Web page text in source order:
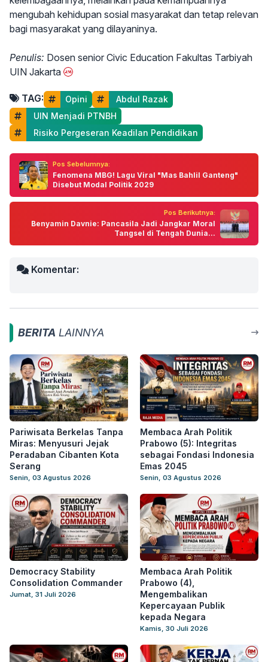
mengubah kehidupan sosial masyarakat dan tetap relevan
bagi masyarakat yang dilayaninya.
Penulis: Dosen senior Civic Education Fakultas Tarbiyah
UIN Jakarta
TAG: Opini
Abdul Razak
UIN Menjadi PTNBH
Risiko Pergeseran Keadilan Pendidikan
Pos Sebelumnya:
Fenomena MBG! Lagu Viral "Mas Bahlil Ganteng"
Disebut Modal Politik 2029
Pos Berikutnya:
Benyamin Davnie: Pancasila Jadi Jangkar Moral
Tangsel di Tengah Dunia...
Komentar:
BERITA LAINNYA
Pariwisata Berkelas Tanpa
Miras: Menyusuri Jejak
Peradaban Cibanten Kota
Serang
Senin, 03 Agustus 2026
Membaca Arah Politik
Prabowo (5): Integritas
sebagai Fondasi Indonesia
Emas 2045
Senin, 03 Agustus 2026
Democracy Stability
Consolidation Commander
Jumat, 31 Juli 2026
Membaca Arah Politik
Prabowo (4),
Mengembalikan
Kepercayaan Publik
kepada Negara
Kamis, 30 Juli 2026